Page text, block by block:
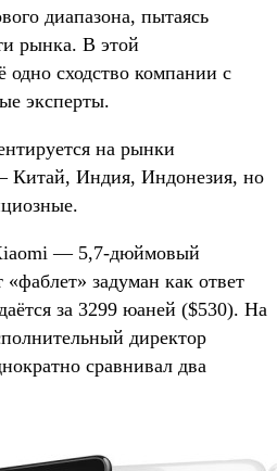
диапазона, пытаясь
рынка. В этой
сходство компании с
эксперты.
на рынки
Китай, Индия, Индонезия, но
— 5,7-дюймовый
задуман как ответ
за 3299 юаней ($530). На
директор
сравнивал два